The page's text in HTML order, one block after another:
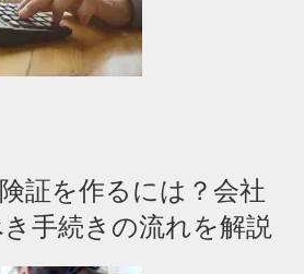
証を作るには？会社
手続きの流れを解説